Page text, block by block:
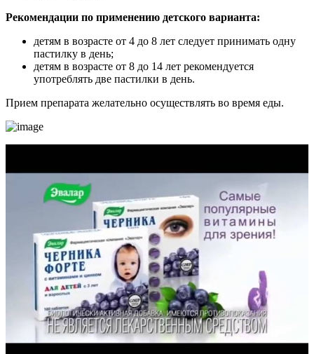
Рекомендации по применению детского варианта:
детям в возрасте от 4 до 8 лет следует принимать одну
пастилку в день;
детям в возрасте от 8 до 14 лет рекомендуется
употреблять две пастилки в день.
Прием препарата желательно осуществлять во время еды.